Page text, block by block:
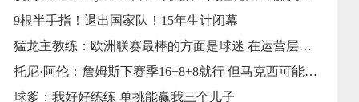
9根半手指！退出国家队！15年生计闭幕
猛龙主教练：欧洲联赛最棒的方面是球迷 在运营层面还有提高空间
托尼·阿伦：詹姆斯下赛季16+8+8就行 但马克西可能要放权了
球爹：我好好练练 单挑能赢我三个儿子